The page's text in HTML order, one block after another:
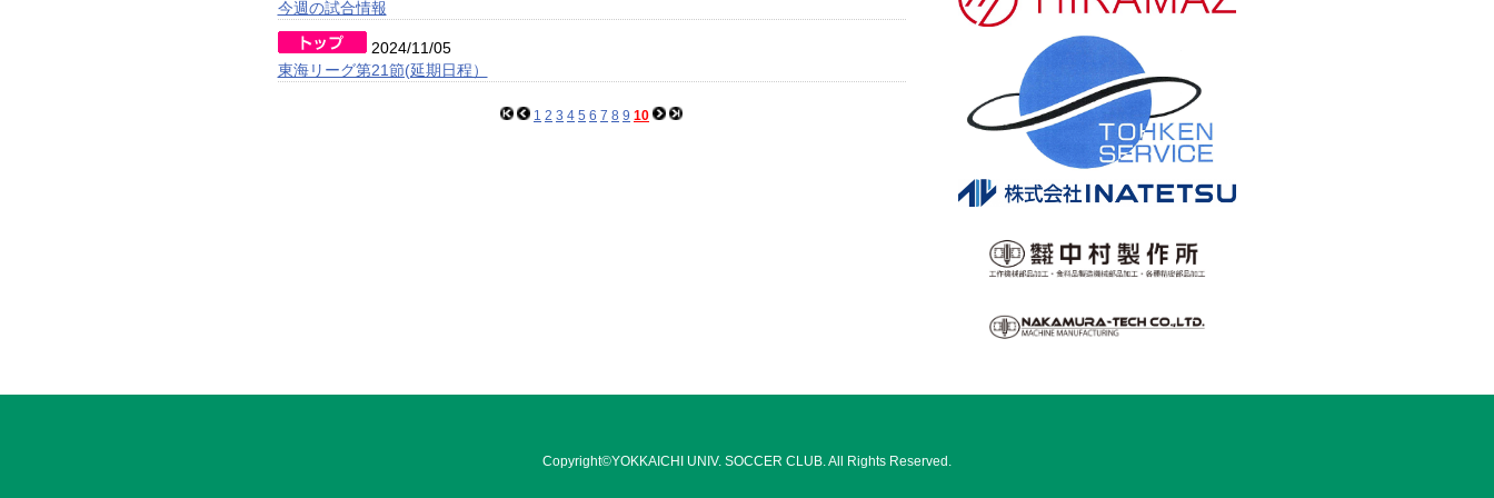
今週の試合情報
2024/11/05
東海リーグ第21節(延期日程）
1 2 3 4 5 6 7 8 9 10
Copyright©YOKKAICHI UNIV. SOCCER CLUB. All Rights Reserved.